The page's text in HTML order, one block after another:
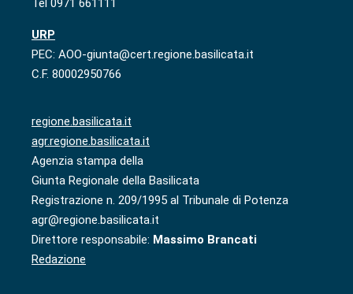
Tel 0971 661111
URP
PEC: AOO-giunta@cert.regione.basilicata.it
C.F. 80002950766
regione.basilicata.it
agr.regione.basilicata.it
Agenzia stampa della
Giunta Regionale della Basilicata
Registrazione n. 209/1995 al Tribunale di Potenza
agr@regione.basilicata.it
Direttore responsabile: Massimo Brancati
Redazione